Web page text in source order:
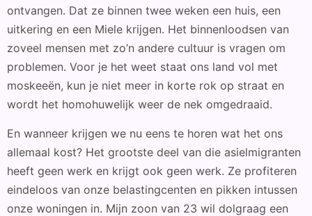
ontvangen. Dat ze binnen twee weken een huis, een
uitkering en een Miele krijgen. Het binnenloodsen van
zoveel mensen met zo’n andere cultuur is vragen om
problemen. Voor je het weet staat ons land vol met
moskeeën, kun je niet meer in korte rok op straat en
wordt het homohuwelijk weer de nek omgedraaid.
En wanneer krijgen we nu eens te horen wat het ons
allemaal kost? Het grootste deel van die asielmigranten
heeft geen werk en krijgt ook geen werk. Ze profiteren
eindeloos van onze belastingcenten en pikken intussen
onze woningen in. Mijn zoon van 23 wil dolgraag een